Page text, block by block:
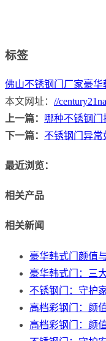
标签
佛山不锈钢门厂家豪华
本文网址： //
上一篇： 哪种不锈钢门
下一篇： 不锈钢门异常
最近浏览：
相关产品
相关新闻
豪华韩式门颜值
豪华韩式门：三
不锈钢门：守护
高档彩钢门：颜
高档彩钢门：颜